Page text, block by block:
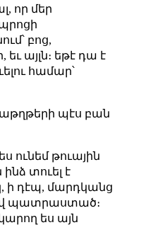
որ մեր
բոց,
այլն։ եթէ դա է
համար՝
պէս բան
ունեմ թուային
տուել է
ի դէպ, մարդկանց
պատրաստած։
ես այն